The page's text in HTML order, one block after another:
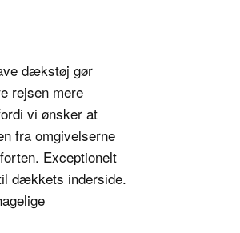
dækstøj gør
rejsen mere
vi ønsker at
fra omgivelserne
Exceptionelt
dækkets inderside.